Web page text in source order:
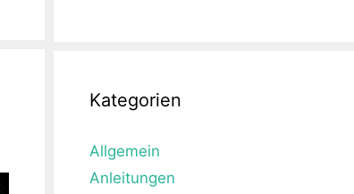
Kategorien
Allgemein
Anleitungen